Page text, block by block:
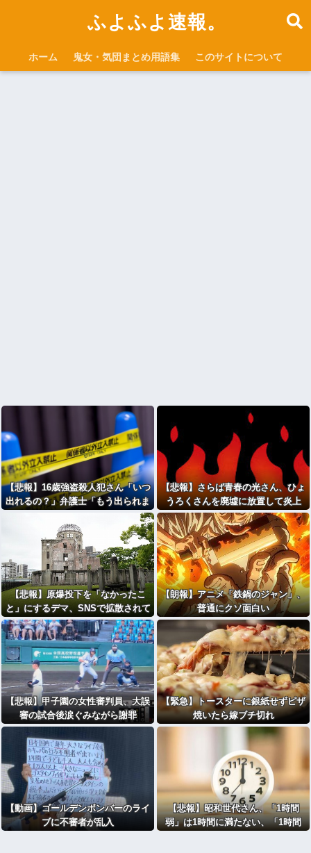
ふよふよ速報。
ホーム 鬼女・気団まとめ用語集 このサイトについて
【悲報】16歳強盗殺人犯さん「いつ
出れるの？」弁護士「もう出られま
【悲報】さらば青春の光さん、ひょ
うろくさんを廃墟に放置して炎上
【悲報】原爆投下を「なかったこ
と」にするデマ、SNSで拡散されて
しまう
【朗報】アニメ「鉄鍋のジャン」、
普通にクソ面白い
【悲報】甲子園の女性審判員、大誤
審の試合後涙ぐみながら謝罪
【緊急】トースターに銀紙せずピザ
焼いたら嫁ブチ切れ
【動画】ゴールデンボンバーのライ
ブに不審者が乱入
【悲報】昭和世代さん、「1時間
弱」は1時間に満たない、「1時間